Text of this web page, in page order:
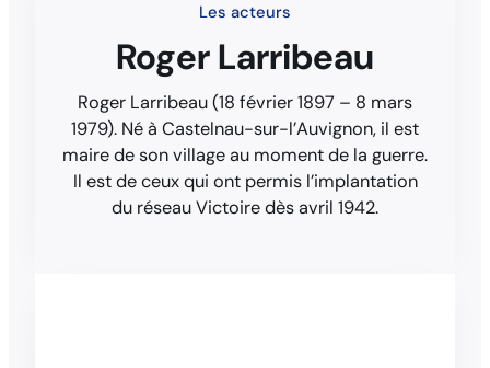
Les acteurs
Roger Larribeau
Roger Larribeau (18 février 1897 – 8 mars
1979). Né à Castelnau-sur-l’Auvignon, il est
maire de son village au moment de la guerre.
Il est de ceux qui ont permis l’implantation
du réseau Victoire dès avril 1942.